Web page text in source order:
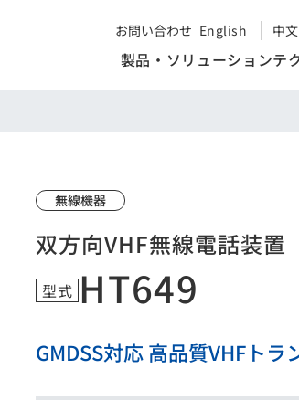
お問い合わせ English 中文
製品・ソリューションテ
無線機器
双方向VHF無線電話装置
型式 HT649
GMDSS対応 高品質VHFトラ